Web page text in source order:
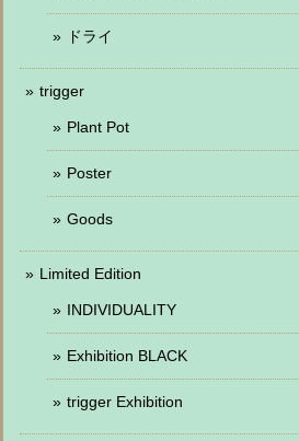
ドライ
trigger
Plant Pot
Poster
Goods
Limited Edition
INDIVIDUALITY
Exhibition BLACK
trigger Exhibition